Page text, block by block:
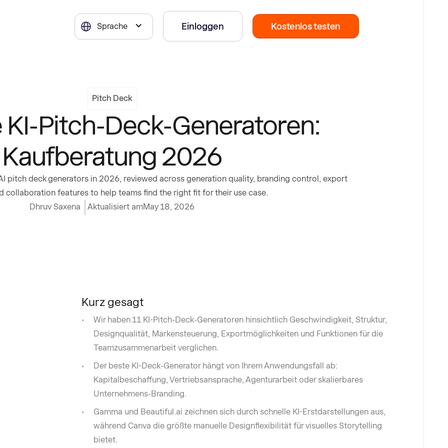
Sprache Einloggen Kostenlos testen
Pitch Deck
KI-Pitch-Deck-Generatoren:
Kaufberatung 2026
pitch deck generators in 2026, reviewed across generation quality, branding control, export
collaboration features to help teams find the right fit for their use case.
Dhruv Saxena
Aktualisiert amMay 18, 2026
Kurz gesagt
Wir haben 11 KI-Pitch-Deck-Generatoren hinsichtlich Geschwindigkeit, Struktur,
Designqualität, Markensteuerung, Exportmöglichkeiten und Funktionen für die
Teamzusammenarbeit verglichen.
Der beste KI-Deck-Generator hängt von Ihrem Anwendungsfall ab:
Kapitalbeschaffung, Vertriebsansprache, Agenturarbeit oder skalierbares
Unternehmens-Branding.
Gamma und Beautiful.ai zeichnen sich durch schnelle KI-Erstdarstellungen aus,
während Canva die größte manuelle Designflexibilität für visuelles Storytelling
bietet.